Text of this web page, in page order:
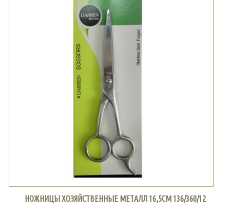
НОЖНИЦЫ ХОЗЯЙСТВЕННЫЕ МЕТАЛЛ 16,5СМ 136/360/12